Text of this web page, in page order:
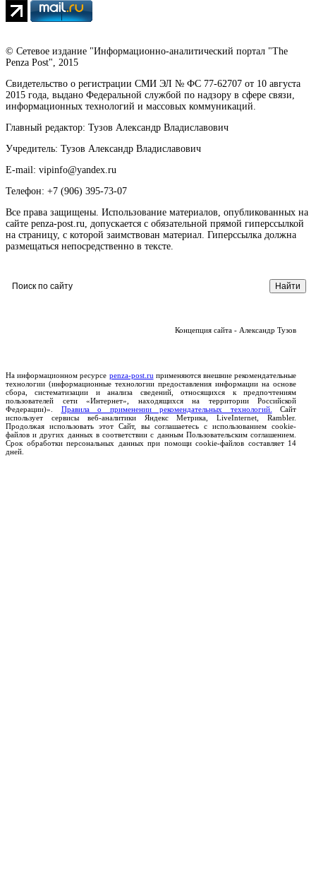
© Сетевое издание "Информационно-аналитический портал "The
Penza Post", 2015
Свидетельство о регистрации СМИ ЭЛ № ФС 77-62707 от 10 августа
2015 года, выдано Федеральной службой по надзору в сфере связи,
информационных технологий и массовых коммуникаций.
Главный редактор: Тузов Александр Владиславович
Учредитель: Тузов Александр Владиславович
E-mail: vipinfo@yandex.ru
Телефон: +7 (906) 395-73-07
Все права защищены. Использование материалов, опубликованных на
сайте penza-post.ru, допускается с обязательной прямой гиперссылкой
на страницу, с которой заимствован материал. Гиперссылка должна
размещаться непосредственно в тексте.
Концепция сайта - Александр Тузов
На информационном ресурсе penza-post.ru применяются внешние рекомендательные
технологии (информационные технологии предоставления информации на основе
сбора, систематизации и анализа сведений, относящихся к предпочтениям
пользователей сети «Интернет», находящихся на территории Российской
Федерации)». Правила о применении рекомендательных технологий.
Сайт
использует сервисы веб-аналитики Яндекс Метрика, LiveInternet, Rambler.
Продолжая использовать этот Сайт, вы соглашаетесь с использованием cookie-
файлов и других данных в соответствии с данным Пользовательским соглашением.
Срок обработки персональных данных при помощи cookie-файлов составляет 14
дней.